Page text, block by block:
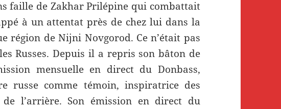
faille de Zakhar Prilépine qui combattait
à un attentat près de chez lui dans la
région de Nijni Novgorod. Ce n’était pas
Russes. Depuis il a repris son bâton de
mensuelle en direct du Donbass,
comme témoin, inspiratrice des
l’arrière. Son émission en direct du